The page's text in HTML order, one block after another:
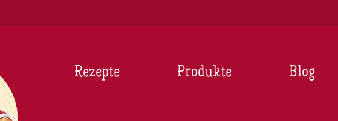
Rezepte Produkte Blog